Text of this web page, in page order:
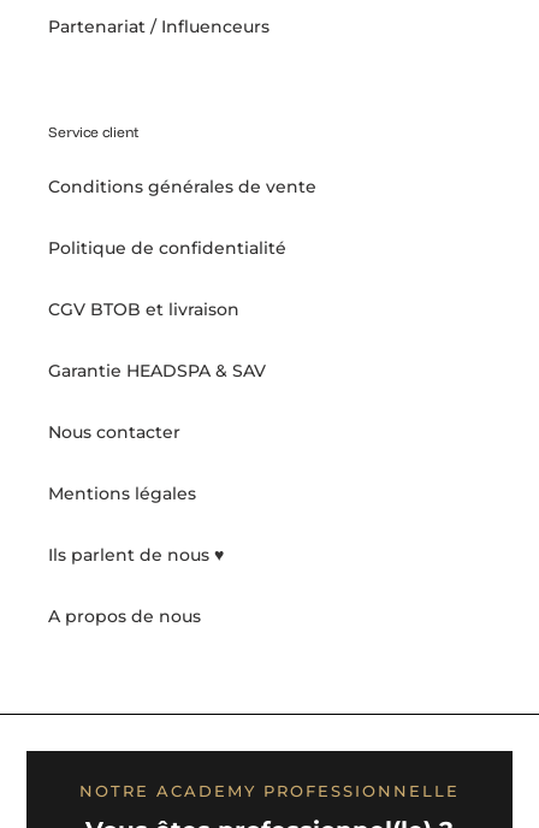
Partenariat / Influenceurs
Service client
Conditions générales de vente
Politique de confidentialité
CGV BTOB et livraison
Garantie HEADSPA & SAV
Nous contacter
Mentions légales
Ils parlent de nous ♥️
A propos de nous
NOTRE ACADEMY PROFESSIONNELLE